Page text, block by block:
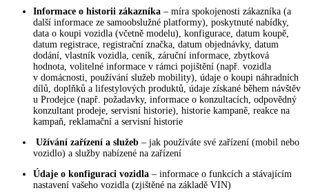
Informace o historii zákazníka – míra spokojenosti zákazníka (a
další informace ze samoobslužné platformy), poskytnuté nabídky,
data o koupi vozidla (včetně modelu), konfigurace, datum koupě,
datum registrace, registrační značka, datum objednávky, datum
dodání, vlastník vozidla, ceník, záruční informace, zbytková
hodnota, volitelné informace v rámci pojištění (např. vozidla
v domácnosti, používání služeb mobility), údaje o koupi náhradních
dílů, doplňků a lifestylových produktů, údaje získané během návštěv
u Prodejce (např. požadavky, informace o konzultacích, odpovědný
konzultant prodeje, servisní historie), historie kampaně, reakce na
kampaň, reklamační a servisní historie
Užívání zařízení a služeb – jak používáte své zařízení (mobil nebo
vozidlo) a služby nabízené na zařízení
Údaje o konfiguraci vozidla – informace o funkcích a stávajícím
nastavení vašeho vozidla (zjištěné na základě VIN)